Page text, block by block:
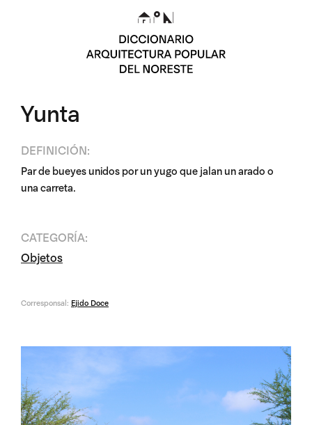
Yunta
DEFINICIÓN:
Par de bueyes unidos por un yugo que jalan un arado o
una carreta.
CATEGORÍA:
Objetos
Corresponsal: Ejido Doce